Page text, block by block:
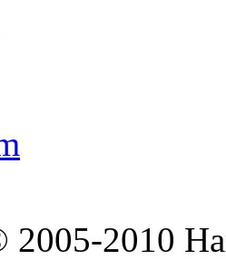
2010